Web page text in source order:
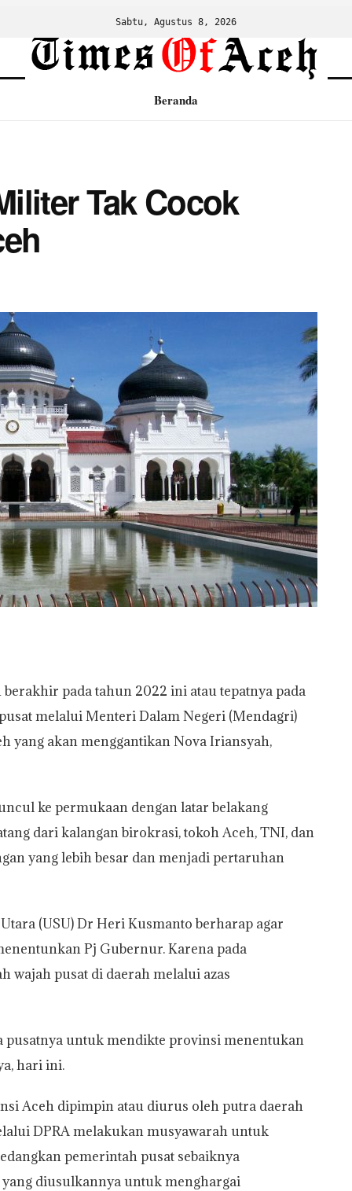
Sabtu, Agustus 8, 2026
Beranda
Tak Cocok
pada tahun 2022 ini atau tepatnya pada
melalui Menteri Dalam Negeri (Mendagri)
yang akan menggantikan Nova Iriansyah,
ke permukaan dengan latar belakang
dari kalangan birokrasi, tokoh Aceh, TNI, dan
yang lebih besar dan menjadi pertaruhan
(USU) Dr Heri Kusmanto berharap agar
Pj Gubernur. Karena pada
wajah pusat di daerah melalui azas
pusatnya untuk mendikte provinsi menentukan
hari ini.
Aceh dipimpin atau diurus oleh putra daerah
DPRA melakukan musyawarah untuk
pemerintah pusat sebaiknya
diusulkannya untuk menghargai